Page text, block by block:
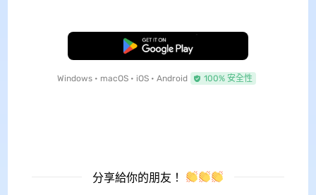
免費下載
Windows • macOS • iOS • Android 100% 安全性
分享給你的朋友！